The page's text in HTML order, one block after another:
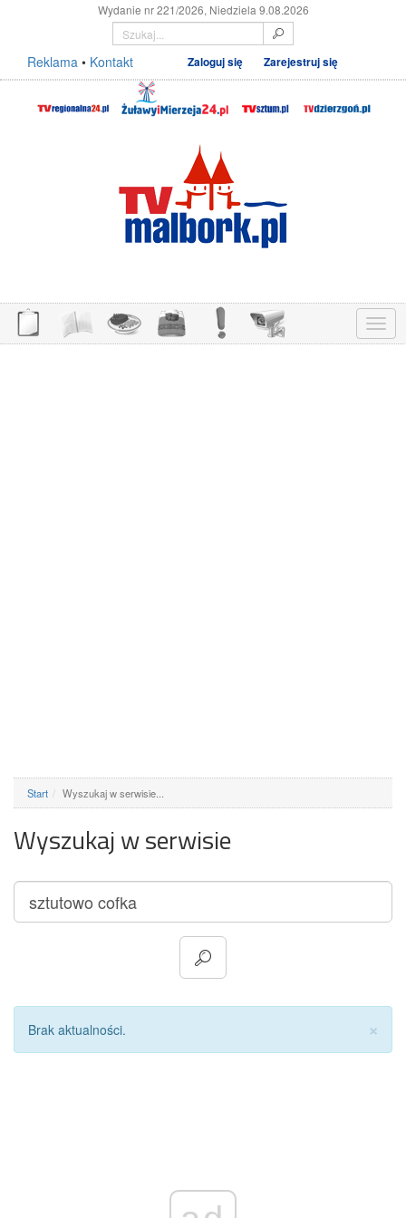
Wydanie nr 221/2026, Niedziela 9.08.2026
Reklama • Kontakt Zaloguj się Zarejestruj się
Menu
Start Wyszukaj w serwisie...
Wyszukaj w serwisie
×
Brak aktualności.